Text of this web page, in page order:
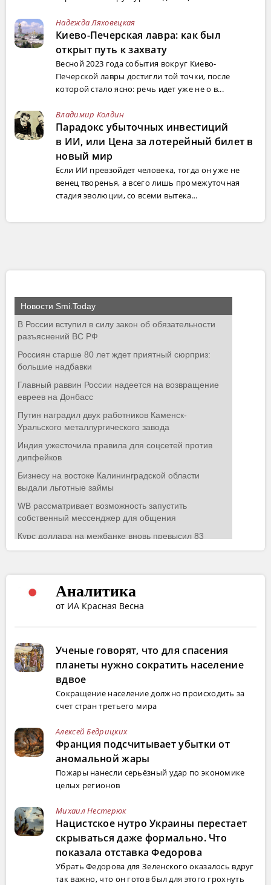
Надежда Ляховецкая
Киево-Печерская лавра: как был
открыт путь к захвату
Весной 2023 года события вокруг Киево-
Печерской лавры достигли той точки, после
которой стало ясно: речь идет уже не о в...
Владимир Колдин
Парадокс убыточных инвестиций
в ИИ, или Цена за лотерейный билет в
новый мир
Если ИИ превзойдет человека, тогда он уже не
венец творенья, а всего лишь промежуточная
стадия эволюции, со всеми вытека...
Аналитика
от ИА Красная Весна
Ученые говорят, что для спасения
планеты нужно сократить население
вдвое
Сокращение население должно происходить за
счет стран третьего мира
Алексей Бедрицких
Франция подсчитывает убытки от
аномальной жары
Пожары нанесли серьёзный удар по экономике
целых регионов
Михаил Нестерюк
Нацистское нутро Украины перестает
скрываться даже формально. Что
показала отставка Федорова
Убрать Федорова для Зеленского оказалось вдруг
так важно, что он готов был для этого грохнуть